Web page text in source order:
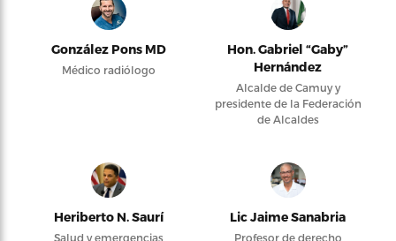
González Pons MD
Médico radiólogo
Hon. Gabriel “Gaby”
Hernández
Alcalde de Camuy y
presidente de la Federación
de Alcaldes
Heriberto N. Saurí
Salud y emergencias
Lic Jaime Sanabria
Profesor de derecho